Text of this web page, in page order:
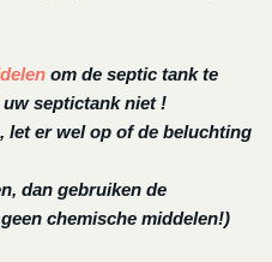
om de septic tank te
septictank niet !
let er wel op of de beluchting
dan gebruiken de
chemische middelen!)